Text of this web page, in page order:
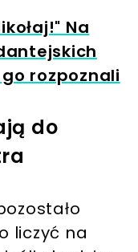
Na
rozpoznali
do
liczyć na